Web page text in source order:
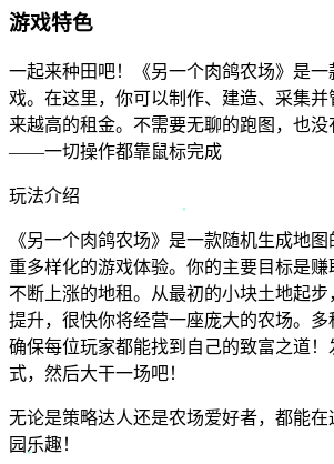
游戏特色
一起来种田吧！《另一个肉鸽农场》是
戏。在这里，你可以制作、建造、采集
来越高的租金。不需要无聊的跑图，也
——一切操作都靠鼠标完成
玩法介绍
《另一个肉鸽农场》是一款随机生成地
重多样化的游戏体验。你的主要目标是
不断上涨的地租。从最初的小块土地起
提升，很快你将经营一座庞大的农场。多
确保每位玩家都能找到自己的致富之道！
式，然后大干一场吧！
无论是策略达人还是农场爱好者，都能在
园乐趣！